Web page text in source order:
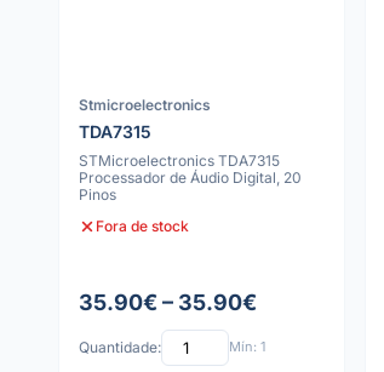
Stmicroelectronics
TDA7315
STMicroelectronics TDA7315
Processador de Áudio Digital, 20
Pinos
Fora de stock
35.90€ – 35.90€
Quantidade: Mín: 1